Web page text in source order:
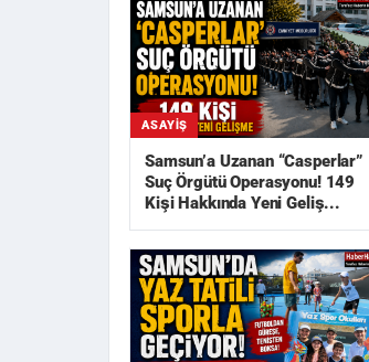
ASAYIŞ
Samsun’a Uzanan “Casperlar”
Suç Örgütü Operasyonu! 149
Kişi Hakkında Yeni Geliş...